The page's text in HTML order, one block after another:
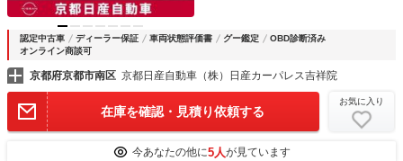
認定中古車 ディーラー保証 車両状態評価書 グー鑑定
OBD診断済み
オンライン商談可
京都府京都市南区 京都日産自動車（株）日産カーパレス吉祥院
在庫を確認・見積り依頼する
お気に入り
今あなたの他に5人が見ています